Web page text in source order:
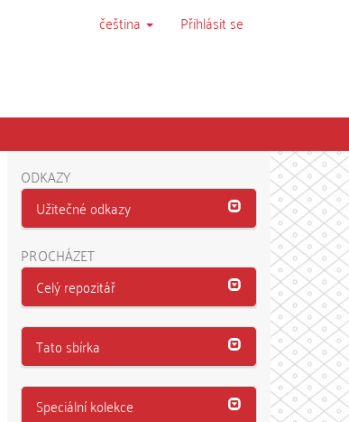
čeština Přihlásit se
ODKAZY
Užitečné odkazy
PROCHÁZET
Celý repozitář
Tato sbírka
Speciální kolekce